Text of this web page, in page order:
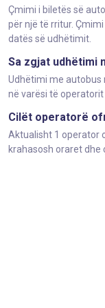
Çmimi i biletës së
për një të rritur.
datës së udhëtimit.
Sa zgjat udhëtimi
Udhëtimi me autobus
në varësi të operatorit
Cilët operatorë
Aktualisht 1 operator
krahasosh oraret dhe